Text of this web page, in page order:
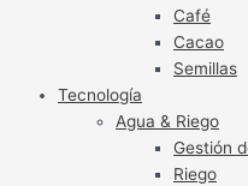
Café
Cacao
Semillas
Tecnología
Agua & Riego
Gestión
Riego